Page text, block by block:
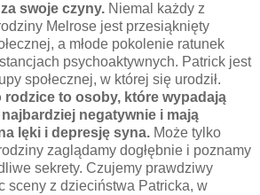
swoje czyny. Niemal każdy z
Melrose jest przesiąknięty
a młode pokolenie ratunek
psychoaktywnych. Patrick jest
społecznej, w której się urodził.
rodzice to osoby, które wypadają
negatywnie i mają
lęki i depresję syna. Może tylko
zaglądamy dogłębnie i poznamy
sekrety. Czujemy prawdziwy
sceny z dzieciństwa Patricka, w